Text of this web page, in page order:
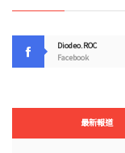
Diodeo.ROC
Facebook
最新報道